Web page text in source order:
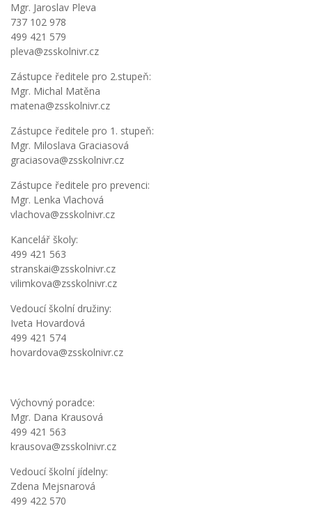
Mgr. Jaroslav Pleva
737 102 978
499 421 579
pleva@zsskolnivr.cz
Zástupce ředitele pro 2.stupeň:
Mgr. Michal Matěna
matena@zsskolnivr.cz
Zástupce ředitele pro 1. stupeň:
Mgr. Miloslava Graciasová
graciasova@zsskolnivr.cz
Zástupce ředitele pro prevenci:
Mgr. Lenka Vlachová
vlachova@zsskolnivr.cz
Kancelář školy:
499 421 563
stranskai@zsskolnivr.cz
vilimkova@zsskolnivr.cz
Vedoucí školní družiny:
Iveta Hovardová
499 421 574
hovardova@zsskolnivr.cz
Výchovný poradce:
Mgr. Dana Krausová
499 421 563
krausova@zsskolnivr.cz
Vedoucí školní jídelny:
Zdena Mejsnarová
499 422 570